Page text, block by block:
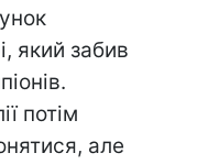
який забив
потім
але